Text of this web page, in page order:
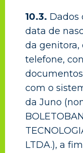
10.3. Dados
data de
da genitora,
telefone,
com o
da Juno
LTDA.), a